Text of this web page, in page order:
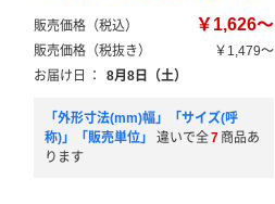
販売価格（税込） ￥1,626～
販売価格（税抜き）
￥1,479～
お届け日
： 8月8日（土）
「外形寸法(mm)幅」「サイズ(呼
称)」「販売単位」
違いで全7 商品あ
ります